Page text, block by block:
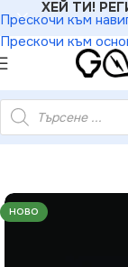
Прескочи към
Прескочи към
ХЕЙ ТИ!
LED
НОВО